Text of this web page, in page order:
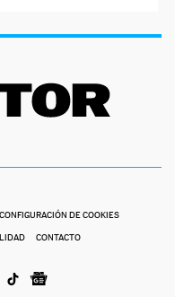
CONFIGURACIÓN DE COOKIES
CONTACTO